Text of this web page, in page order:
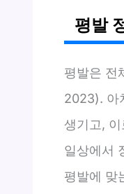
평발
평발은 전
2023). 아
생기고,
일상에서
평발에 맞